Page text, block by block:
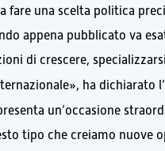
fare una scelta politica
appena pubblicato va
di crescere,
ha dichiarato
un’occasione
tipo che creiamo